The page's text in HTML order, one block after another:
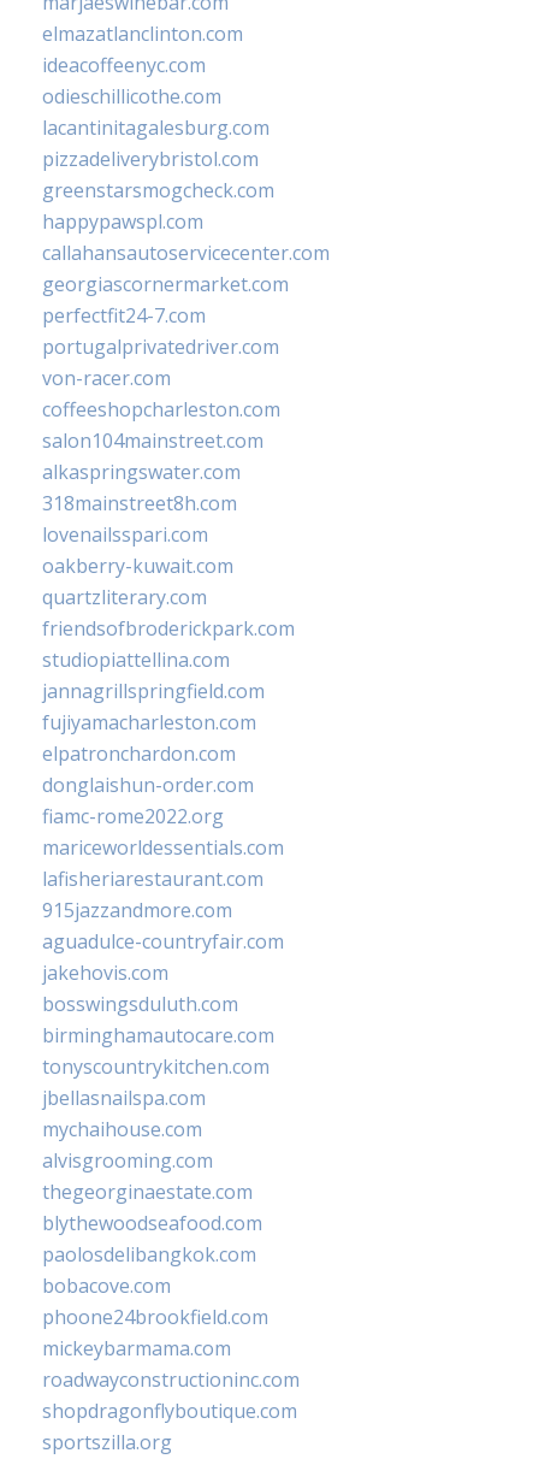
elmazatlanclinton.com
ideacoffeenyc.com
odieschillicothe.com
lacantinitagalesburg.com
pizzadeliverybristol.com
greenstarsmogcheck.com
happypawspl.com
callahansautoservicecenter.com
georgiascornermarket.com
perfectfit24-7.com
portugalprivatedriver.com
von-racer.com
coffeeshopcharleston.com
salon104mainstreet.com
alkaspringswater.com
318mainstreet8h.com
lovenailsspari.com
oakberry-kuwait.com
quartzliterary.com
friendsofbroderickpark.com
studiopiattellina.com
jannagrillspringfield.com
fujiyamacharleston.com
elpatronchardon.com
donglaishun-order.com
fiamc-rome2022.org
mariceworldessentials.com
lafisheriarestaurant.com
915jazzandmore.com
aguadulce-countryfair.com
jakehovis.com
bosswingsduluth.com
birminghamautocare.com
tonyscountrykitchen.com
jbellasnailspa.com
mychaihouse.com
alvisgrooming.com
thegeorginaestate.com
blythewoodseafood.com
paolosdelibangkok.com
bobacove.com
phoone24brookfield.com
mickeybarmama.com
roadwayconstructioninc.com
shopdragonflyboutique.com
sportszilla.org